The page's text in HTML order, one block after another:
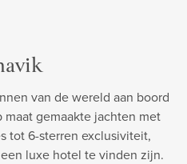
van de wereld aan boord
gemaakte jachten met
tot 6-sterren exclusiviteit,
luxe hotel te vinden zijn.